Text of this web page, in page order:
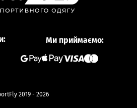
Ми приймаємо:
2019 - 2026